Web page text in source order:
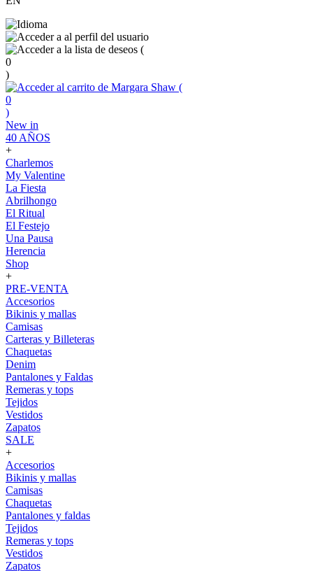
(
0
)
(
0
)
New in
40 AÑOS
+
Charlemos
My Valentine
La Fiesta
Abrilhongo
El Ritual
El Festejo
Una Pausa
Herencia
Shop
+
PRE-VENTA
Accesorios
Bikinis y mallas
Camisas
Carteras y Billeteras
Chaquetas
Denim
Pantalones y Faldas
Remeras y tops
Tejidos
Vestidos
Zapatos
SALE
+
Accesorios
Bikinis y mallas
Camisas
Chaquetas
Pantalones y faldas
Tejidos
Remeras y tops
Vestidos
Zapatos